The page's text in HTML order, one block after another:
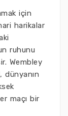
için
harikalar
ruhunu
Wembley
dünyanın
maçı bir